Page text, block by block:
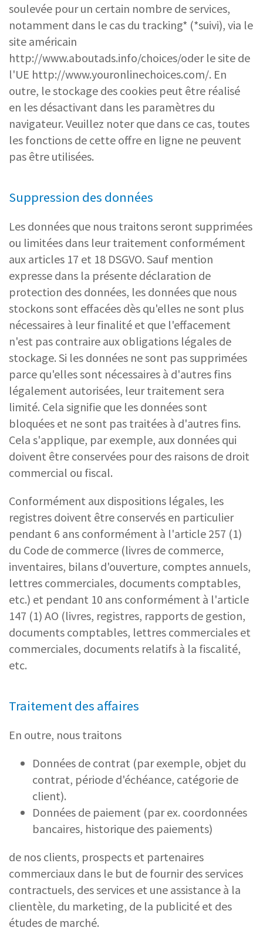
soulevée pour un certain nombre de services,
notamment dans le cas du tracking* (*suivi), via le
site américain
http://www.aboutads.info/choices/oder le site de
l'UE http://www.youronlinechoices.com/. En
outre, le stockage des cookies peut être réalisé
en les désactivant dans les paramètres du
navigateur. Veuillez noter que dans ce cas, toutes
les fonctions de cette offre en ligne ne peuvent
pas être utilisées.
Suppression des données
Les données que nous traitons seront supprimées
ou limitées dans leur traitement conformément
aux articles 17 et 18 DSGVO. Sauf mention
expresse dans la présente déclaration de
protection des données, les données que nous
stockons sont effacées dès qu'elles ne sont plus
nécessaires à leur finalité et que l'effacement
n'est pas contraire aux obligations légales de
stockage. Si les données ne sont pas supprimées
parce qu'elles sont nécessaires à d'autres fins
légalement autorisées, leur traitement sera
limité. Cela signifie que les données sont
bloquées et ne sont pas traitées à d'autres fins.
Cela s'applique, par exemple, aux données qui
doivent être conservées pour des raisons de droit
commercial ou fiscal.
Conformément aux dispositions légales, les
registres doivent être conservés en particulier
pendant 6 ans conformément à l'article 257 (1)
du Code de commerce (livres de commerce,
inventaires, bilans d'ouverture, comptes annuels,
lettres commerciales, documents comptables,
etc.) et pendant 10 ans conformément à l'article
147 (1) AO (livres, registres, rapports de gestion,
documents comptables, lettres commerciales et
commerciales, documents relatifs à la fiscalité,
etc.
Traitement des affaires
En outre, nous traitons
Données de contrat (par exemple, objet du
contrat, période d'échéance, catégorie de
client).
Données de paiement (par ex. coordonnées
bancaires, historique des paiements)
de nos clients, prospects et partenaires
commerciaux dans le but de fournir des services
contractuels, des services et une assistance à la
clientèle, du marketing, de la publicité et des
études de marché.